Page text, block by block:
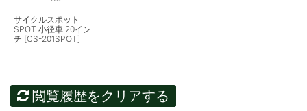
サイクルスポット
SPOT 小径車 20イン
チ [CS-201SPOT]
閲覧履歴をクリアする